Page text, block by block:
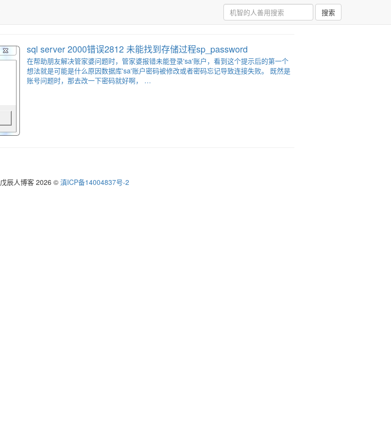
搜索
sql server 2000错误2812 未能找到存储过程sp_password
在帮助朋友解决管家婆问题时，管家婆报错未能登录'sa'账户，看到这个提示后的第一个
想法就是可能是什么原因数据库'sa'账户密码被修改或者密码忘记导致连接失败。 既然是
账号问题时，那去改一下密码就好啊， …
戊辰人博客 2026 © 滇ICP备14004837号-2